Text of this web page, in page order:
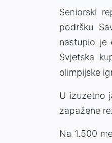
Seniorski
podršku
nastupio je
Svjetska
olimpijske
U izuzetno
zapažene
Na 1.500